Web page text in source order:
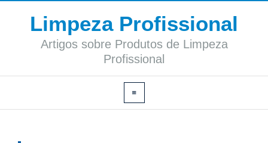
Limpeza Profissional
Artigos sobre Produtos de Limpeza
Profissional